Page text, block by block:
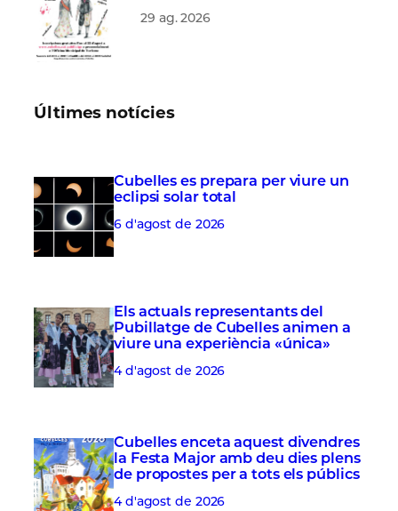
29 ag. 2026
Últimes notícies
Cubelles es prepara per viure un
eclipsi solar total
6 d'agost de 2026
Els actuals representants del
Pubillatge de Cubelles animen a
viure una experiència «única»
4 d'agost de 2026
Cubelles enceta aquest divendres
la Festa Major amb deu dies plens
de propostes per a tots els públics
4 d'agost de 2026